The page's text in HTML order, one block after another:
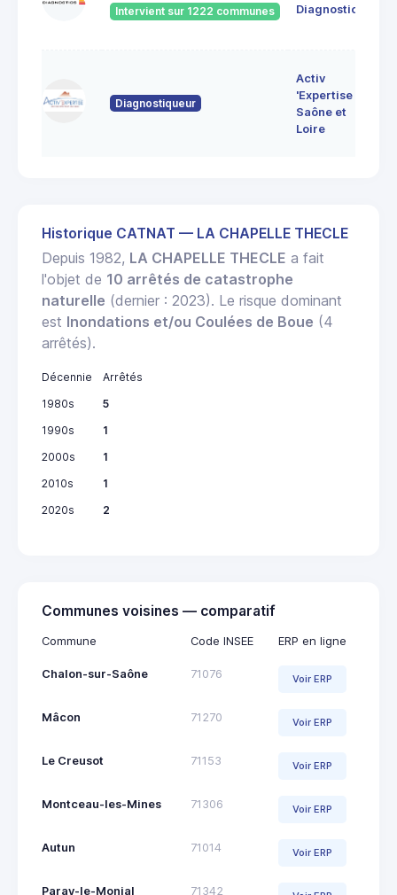
Intervient sur 1222 communes
Diagnostics
Diagnostiqueur
Activ
'Expertise
Saône et
Loire
Historique CATNAT — LA CHAPELLE THECLE
Depuis 1982, LA CHAPELLE THECLE a fait
l'objet de 10 arrêtés de catastrophe
naturelle (dernier : 2023). Le risque dominant
est Inondations et/ou Coulées de Boue (4
arrêtés).
Décennie
Arrêtés
1980s
5
1990s
1
2000s
1
2010s
1
2020s
2
Communes voisines — comparatif
Commune Code INSEE ERP en ligne
Chalon-sur-Saône 71076 Voir ERP
Mâcon 71270 Voir ERP
Le Creusot 71153 Voir ERP
Montceau-les-Mines 71306 Voir ERP
Autun 71014 Voir ERP
Paray-le-Monial 71342